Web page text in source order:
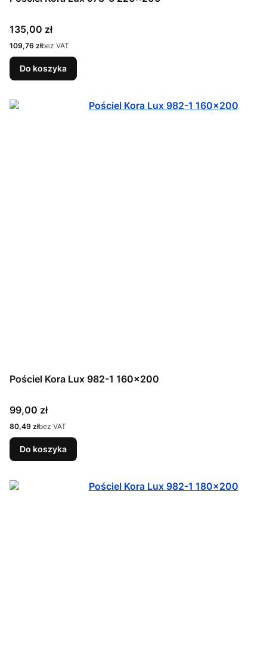
Cena
135,00 zł
Cena
109,76 złbez VAT
Do koszyka
Pościel Kora Lux 982-1 160x200
Cena
99,00 zł
Cena
80,49 złbez VAT
Do koszyka